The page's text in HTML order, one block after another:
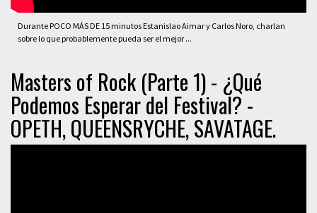
Durante POCO MÁS DE 15 minutos Estanislao Aimar y Carlos Noro, charlan
sobre lo que probablemente pueda ser el mejor ...
Masters of Rock (Parte 1) - ¿Qué
Podemos Esperar del Festival? -
OPETH, QUEENSRYCHE, SAVATAGE.